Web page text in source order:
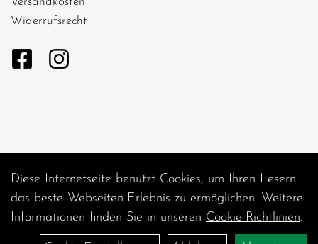
Widerrufsrecht
Diese Internetseite benutzt Cookies, um Ihren Lesern
das beste Webseiten-Erlebnis zu ermöglichen. Weitere
Informationen finden Sie in unseren Cookie-Richtlinien.
Auftrag widerrufen